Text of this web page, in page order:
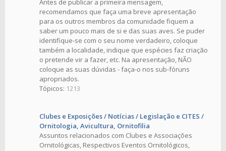
Antes de publicar a primeira mensagem,
recomendamos que faça uma breve apresentação
para os outros membros da comunidade fiquem a
saber um pouco mais de si e das suas aves. Se puder
identifique-se com o seu nome verdadeiro, coloque
também a localidade, indique que espécies faz criação
o pretende vir a fazer, etc. Na apresentação, NÃO
coloque as suas dúvidas - faça-o nos sub-fóruns
apropriados.
Tópicos: 1213
Clubes e Exposições / Notícias / Legislação e CITES /
Ornitologia, Avicultura, Ornitofilia
Assuntos relacionados com Clubes e Associações
Ornitológicas, Respectivos Eventos Ornitológicos,